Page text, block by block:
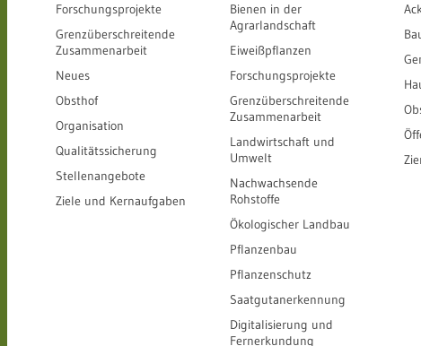
Forschungsprojekte
Grenzüberschreitende
Zusammenarbeit
Neues
Obsthof
Organisation
Qualitätssicherung
Stellenangebote
Ziele und Kernaufgaben
Bienen in der
Agrarlandschaft
Eiweißpflanzen
Forschungsprojekte
Grenzüberschreitende
Zusammenarbeit
Landwirtschaft und
Umwelt
Nachwachsende
Rohstoffe
Ökologischer Landbau
Pflanzenbau
Pflanzenschutz
Saatgutanerkennung
Digitalisierung und
Fernerkundung